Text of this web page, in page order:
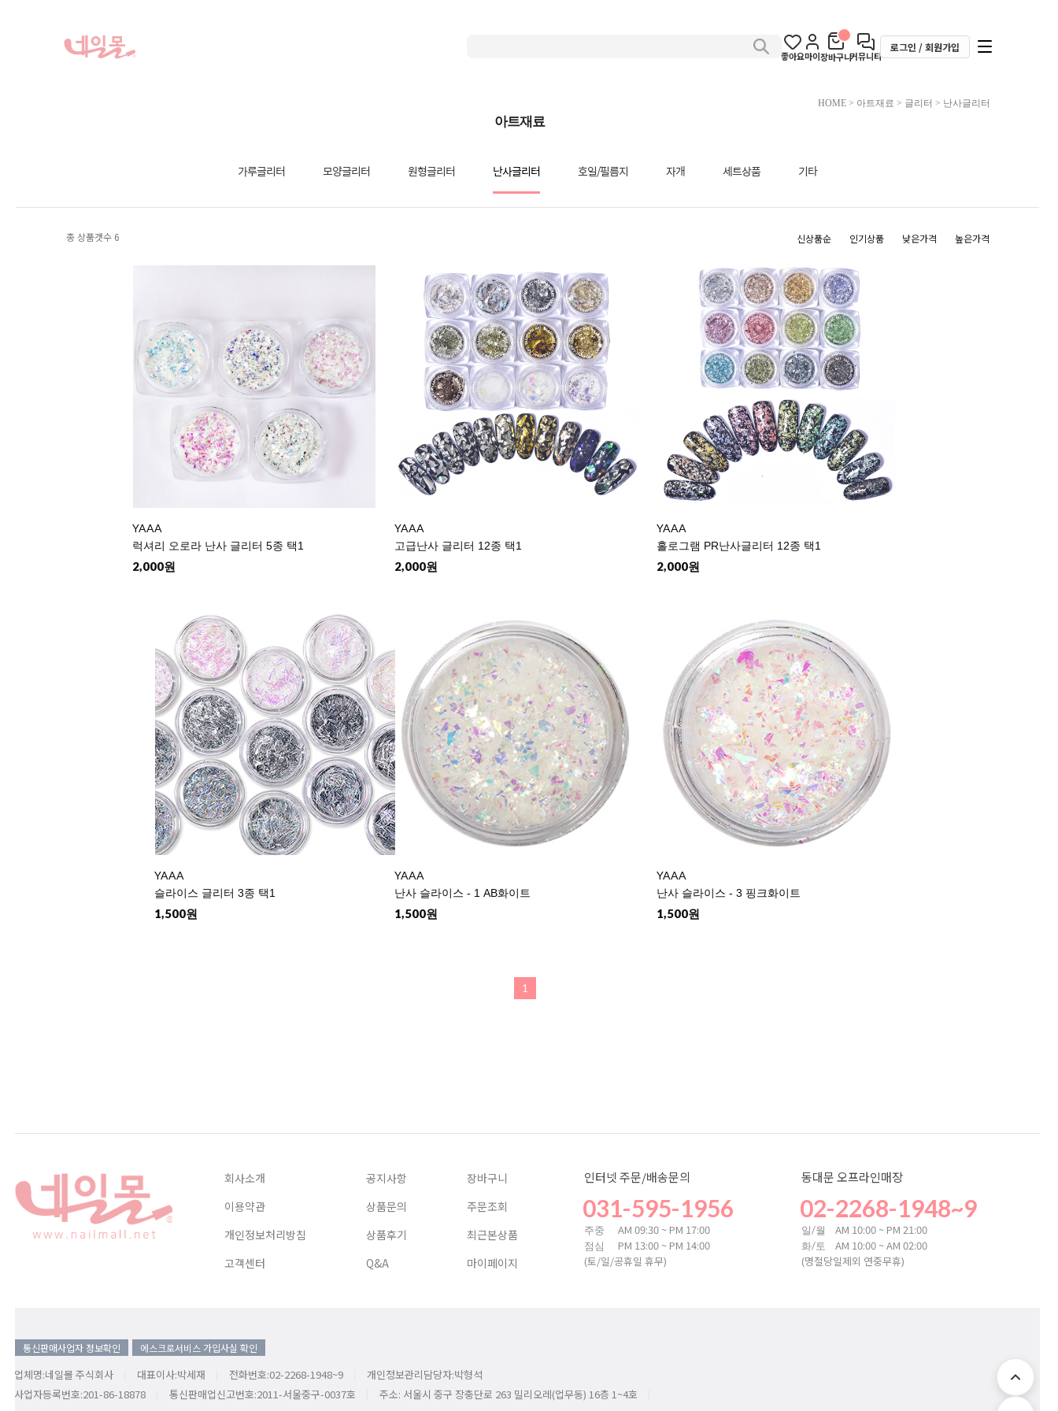
좋아요마이장바구니커뮤니티
로그인 / 회원가입
HOME> 아트재료 > 글리터 > 난사글리터
아트재료
가루글리터 모양글리터 원형글리터 난사글리터 호일/필름지 자개 세트상품 기타
총 상품갯수 6 신상품순 인기상품 낮은가격 높은가격
YAAA
럭셔리 오로라 난사 글리터 5종 택1
2,000원
YAAA
고급난사 글리터 12종 택1
2,000원
YAAA
홀로그램 PR난사글리터 12종 택1
2,000원
YAAA
슬라이스 글리터 3종 택1
1,500원
YAAA
난사 슬라이스 - 1 AB화이트
1,500원
YAAA
난사 슬라이스 - 3 핑크화이트
1,500원
1
회사소개
이용약관
개인정보처리방침
고객센터
공지사항
상품문의
상품후기
Q&A
장바구니
주문조회
최근본상품
마이페이지
인터넷 주문/배송문의
031-595-1956
주중 AM 09:30 ~ PM 17:00
점심
PM 13:00 ~ PM 14:00
(토/일/공휴일 휴무)
동대문 오프라인매장
02-2268-1948~9
일/월 AM 10:00 ~ PM 21:00
화/토
AM 10:00 ~ AM 02:00
(명절당일제외 연중무휴)
통신판매사업자 정보확인 에스크로서비스 가입사실 확인
업체명:네일몰 주식회사 대표이사:박세재 전화번호:02-2268-1948~9
개인정보관리담당자:박형석
사업자등록번호:201-86-18878
통신판매업신고번호:2011-서울중구-0037호 주소: 서울시 중구 장충단로 263 밀리오레(업무동) 16층 1~4호